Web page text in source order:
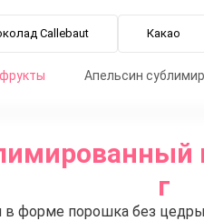
Callebaut Какао
Апельсин
г
в форме порошка без